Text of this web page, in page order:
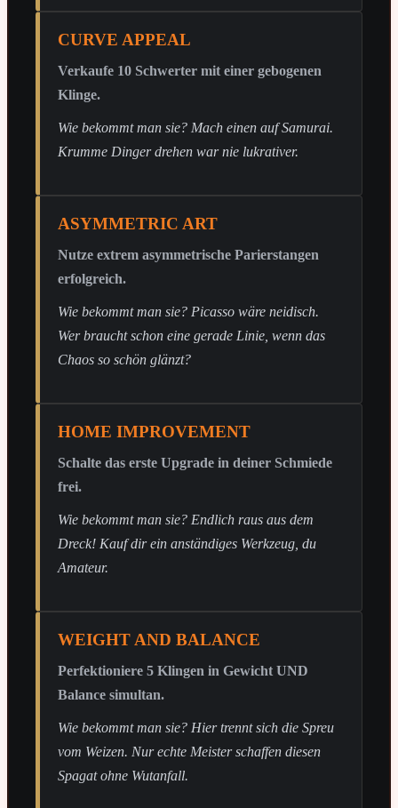
CURVE APPEAL
Verkaufe 10 Schwerter mit einer gebogenen
Klinge.
Wie bekommt man sie? Mach einen auf Samurai.
Krumme Dinger drehen war nie lukrativer.
ASYMMETRIC ART
Nutze extrem asymmetrische Parierstangen
erfolgreich.
Wie bekommt man sie? Picasso wäre neidisch.
Wer braucht schon eine gerade Linie, wenn das
Chaos so schön glänzt?
HOME IMPROVEMENT
Schalte das erste Upgrade in deiner Schmiede
frei.
Wie bekommt man sie? Endlich raus aus dem
Dreck! Kauf dir ein anständiges Werkzeug, du
Amateur.
WEIGHT AND BALANCE
Perfektioniere 5 Klingen in Gewicht UND
Balance simultan.
Wie bekommt man sie? Hier trennt sich die Spreu
vom Weizen. Nur echte Meister schaffen diesen
Spagat ohne Wutanfall.